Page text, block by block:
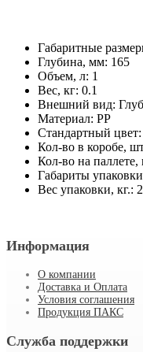
Габаритные
Глубина, мм: 165
Объем, л: 1
Вес, кг: 0.1
Внешний вид:
Материал: PP
Стандартный
Кол-во в коробе,
Кол-во на паллете,
Габариты
Вес упаковки, кг.:
Информация
О компании
Доставка и Оплата
Условия соглашения
Продукция ПАКС
Служба поддержки